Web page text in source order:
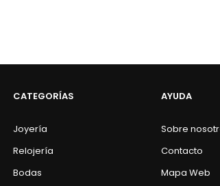
CATEGORÍAS
Joyería
Relojería
Bodas
AYUDA
Sobre
Contacto
Mapa Web